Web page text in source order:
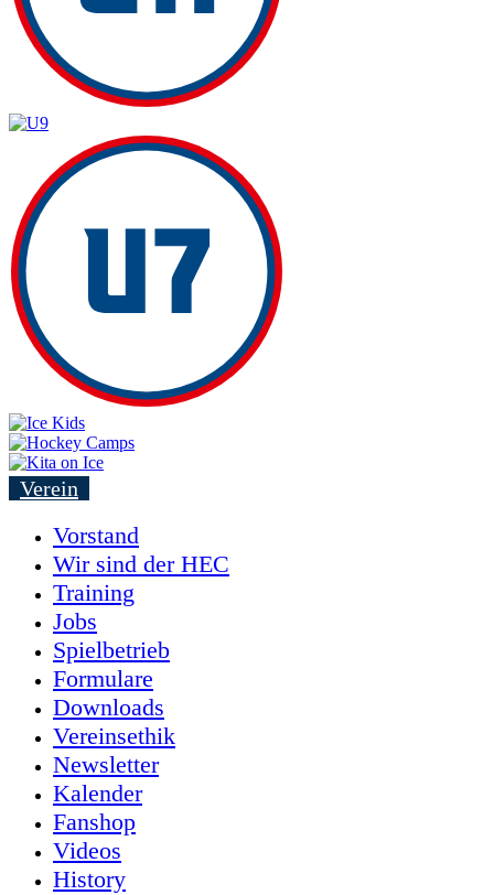
Verein
Vorstand
Wir sind der HEC
Training
Jobs
Spielbetrieb
Formulare
Downloads
Vereinsethik
Newsletter
Kalender
Fanshop
Videos
History